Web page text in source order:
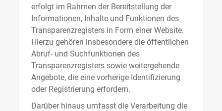
erfolgt im Rahmen der Bereitstellung der
Informationen, Inhalte und Funktionen des
Transparenzregisters in Form einer Website.
Hierzu gehören insbesondere die öffentlichen
Abruf- und Suchfunktionen des
Transparenzregisters sowie weitergehende
Angebote, die eine vorherige Identifizierung
oder Registrierung erfordern.
Darüber hinaus umfasst die Verarbeitung die